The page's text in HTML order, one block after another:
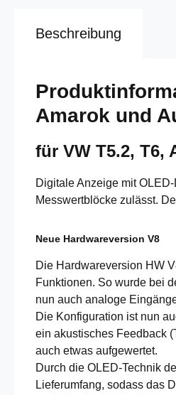
Beschreibung
Amarok und
für VW T5.2, T6,
Digitale Anzeige mit
Messwertblöcke zulässt.
Neue Hardwareversion V8
Die Hardwareversion HW
Funktionen. So wurde bei
nun auch analoge
Die Konfiguration ist nun
ein akustisches Feedback
auch etwas aufgewertet.
Durch die OLED-Technik
Lieferumfang, sodass das